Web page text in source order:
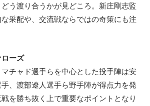
う渡り合うかが見どころ。新庄剛志監
采配や、交流戦ならではの奇策にも注
ーズ
チャド選手らを中心とした投手陣は安
、渡部遼人選手ら野手陣が得点力を発
を勝ち抜く上で重要なポイントとなり